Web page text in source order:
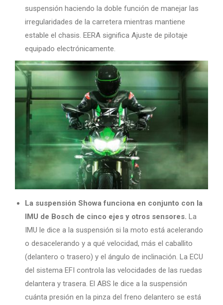
suspensión haciendo la doble función de manejar las
irregularidades de la carretera mientras mantiene
estable el chasis. EERA significa Ajuste de pilotaje
equipado electrónicamente.
La suspensión Showa funciona en conjunto con la
IMU de Bosch de cinco ejes y otros sensores. La
IMU le dice a la suspensión si la moto está acelerando
o desacelerando y a qué velocidad, más el caballito
(delantero o trasero) y el ángulo de inclinación. La ECU
del sistema EFI controla las velocidades de las ruedas
delantera y trasera. El ABS le dice a la suspensión
cuánta presión en la pinza del freno delantero se está